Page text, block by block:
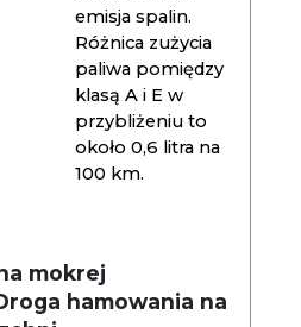
emisja spalin.
Różnica zużycia
paliwa pomiędzy
klasą A i E w
przybliżeniu to
około 0,6 litra na
100 km.
mokrej
hamowania na